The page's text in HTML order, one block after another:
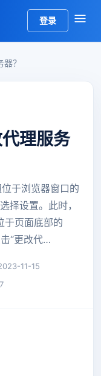
登录
？
理服务
于浏览器窗口的
择设置。此时，
于页面底部的
“更改代…
11-15